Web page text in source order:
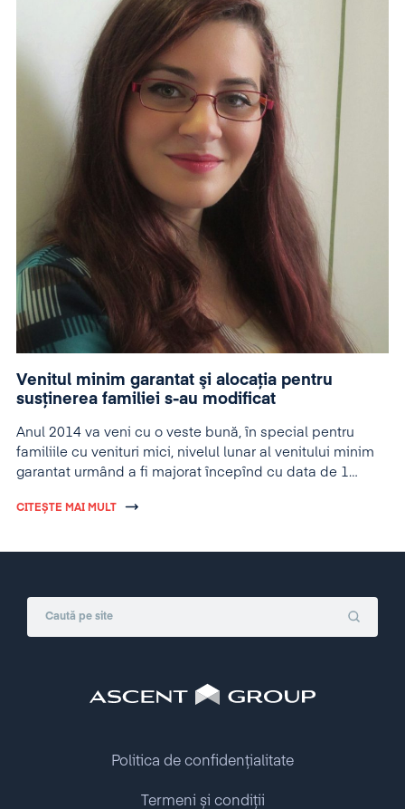
Venitul minim garantat şi alocaţia pentru
susţinerea familiei s-au modificat
Anul 2014 va veni cu o veste bună, în special pentru
familiile cu venituri mici, nivelul lunar al venitului minim
garantat urmând a fi majorat începînd cu data de 1
CITEȘTE MAI MULT
Politica de confidențialitate
Termeni și condiții